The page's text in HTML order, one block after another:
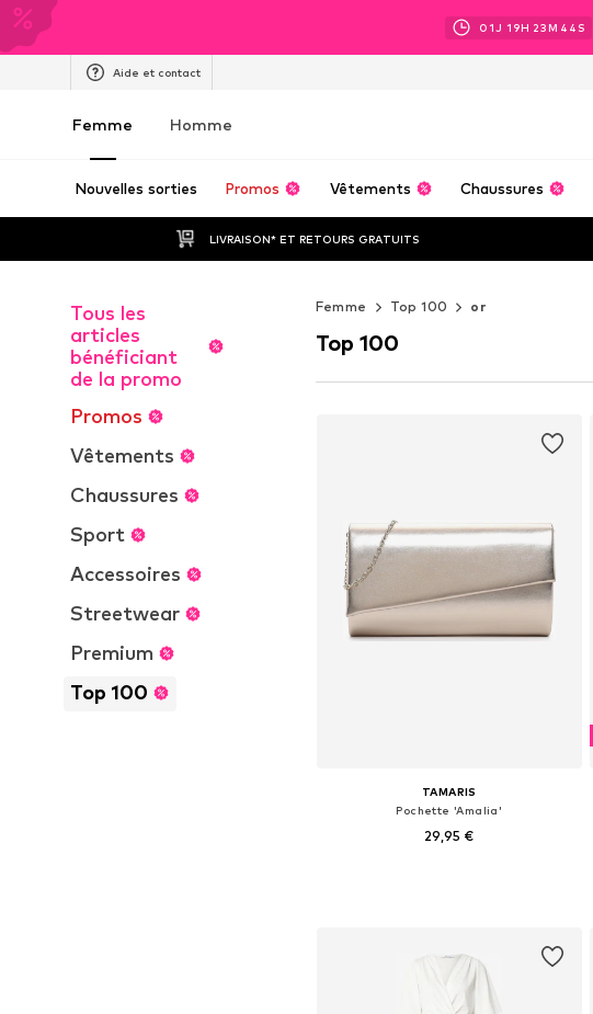
01J 19H 23M 42 S
Aide et contact
Femme Homme
Nouvelles sorties Promos Vêtements Chaussures
LIVRAISON* ET RETOURS GRATUITS
Tous les
articles
bénéficiant
de la promo
Promos
Vêtements
Chaussures
Sport
Accessoires
Streetwear
Premium
Top 100
Femme Top 100 or
Top 100
TAMARIS
Pochette 'Amalia'
29,95 €